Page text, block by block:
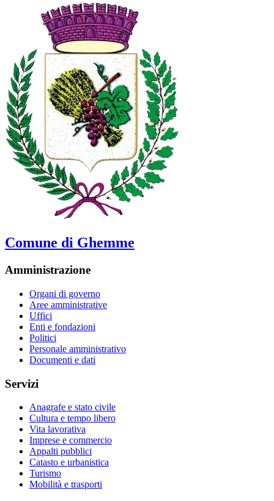
Comune di Ghemme
Amministrazione
Organi di governo
Aree amministrative
Uffici
Enti e fondazioni
Politici
Personale amministrativo
Documenti e dati
Servizi
Anagrafe e stato civile
Cultura e tempo libero
Vita lavorativa
Imprese e commercio
Appalti pubblici
Catasto e urbanistica
Turismo
Mobilità e trasporti